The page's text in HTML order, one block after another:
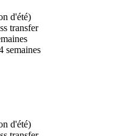
d'été)
transfer
semaines
d'été)